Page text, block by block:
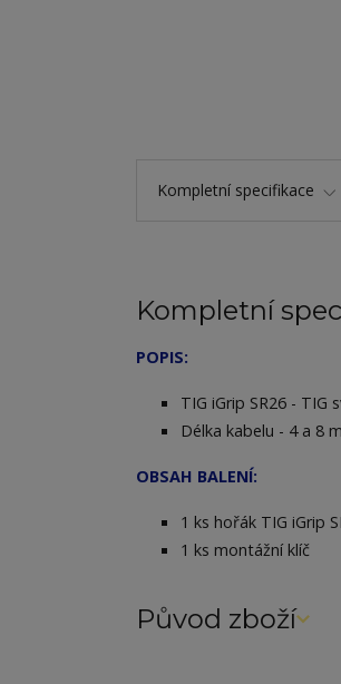
Kompletní specifikace
Kompletní
POPIS:
TIG iGrip SR26 - TIG
Délka kabelu - 4 a 8
OBSAH BALENÍ:
1 ks hořák TIG iGrip
1 ks montážní klíč
Původ zboží